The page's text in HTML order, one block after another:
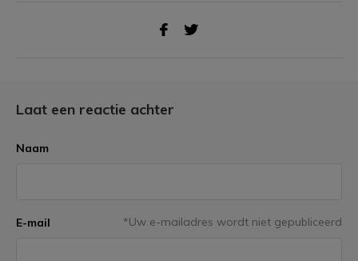
Laat een reactie achter
Naam
E-mail *Uw e-mailadres wordt niet gepubliceerd